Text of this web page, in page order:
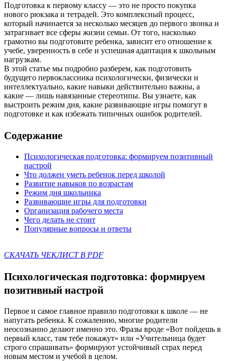
Подготовка к первому классу — это не просто покупка
нового рюкзака и тетрадей. Это комплексный процесс,
который начинается за несколько месяцев до первого звонка и
затрагивает все сферы жизни семьи. От того, насколько
грамотно вы подготовите ребенка, зависит его отношение к
учебе, уверенность в себе и успешная адаптация к школьным
нагрузкам.
В этой статье мы подробно разберем, как подготовить
будущего первоклассника психологически, физически и
интеллектуально, какие навыки действительно важны, а
какие — лишь навязанные стереотипы. Вы узнаете, как
выстроить режим дня, какие развивающие игры помогут в
подготовке и как избежать типичных ошибок родителей.
Содержание
Психологическая подготовка: формируем позитивный
настрой
Что должен уметь ребенок перед школой
Развитие навыков по возрастам
Режим дня школьника
Развивающие игры для подготовки
Организация рабочего места
Чего делать не стоит
Популярные вопросы и ответы
СКАЧАТЬ ЧЕКЛИСТ В PDF
Психологическая подготовка: формируем
позитивный настрой
Первое и самое главное правило подготовки к школе — не
напугать ребенка. К сожалению, многие родители
неосознанно делают именно это. Фразы вроде «Вот пойдешь в
первый класс, там тебе покажут» или «Учительница будет
строго спрашивать» формируют устойчивый страх перед
новым местом и учебой в целом.